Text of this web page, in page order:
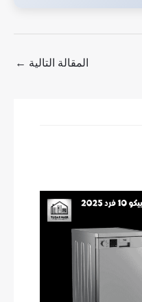
المقالة التالية ←